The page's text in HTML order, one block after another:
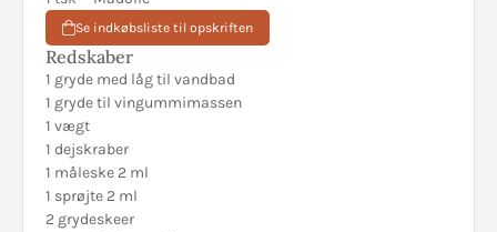
Se indkøbsliste til opskriften
Redskaber
1 gryde med låg til vandbad
1 gryde til vingummimassen
1 vægt
1 dejskraber
1 måleske 2 ml
1 sprøjte 2 ml
2 grydeskeer